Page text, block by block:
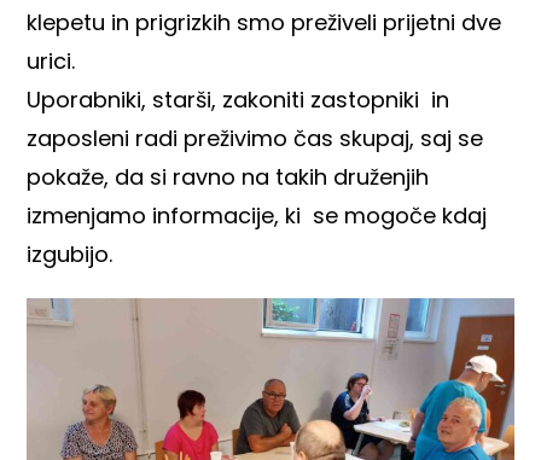
klepetu in prigrizkih smo preživeli prijetni dve
urici.
Uporabniki, starši, zakoniti zastopniki in
zaposleni radi preživimo čas skupaj, saj se
pokaže, da si ravno na takih druženjih
izmenjamo informacije, ki se mogoče kdaj
izgubijo.